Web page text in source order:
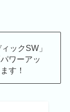
ックSW」
ワーアッ
す！